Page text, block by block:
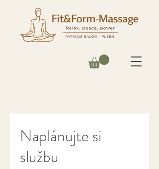
Naplánujte si
službu